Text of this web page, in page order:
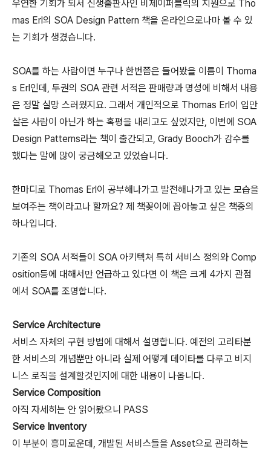
우연한 기회가 되서 신생출판사인 비제이퍼블릭의 지원으로 Tho
mas Erl의 SOA Design Pattern 책을 온라인으로나마 볼 수 있
는 기회가 생겼습니다.
SOA를 하는 사람이면 누구나 한번쯤은 들어봤을 이름이 Thoma
s Erl인데, 두권의 SOA 관련 서적은 판매량과 명성에 비해서 내용
은 정말 실망 스러웠지요. 그래서 개인적으로 Thomas Erl이 입만
살은 사람이 아닌가 하는 혹평을 내리고도 싶었지만, 이번에 SOA
Design Patterns라는 책이 출간되고, Grady Booch가 감수를
했다는 말에 많이 궁금해오고 있었습니다.
한마디로 Thomas Erl이 공부해나가고 발전해나가고 있는 모습을
보여주는 책이라고나 할까요? 제 책꽂이에 꼽아놓고 싶은 책중의
하나입니다.
기존의 SOA 서적들이 SOA 아키텍쳐 특히 서비스 정의와 Comp
osition등에 대해서만 언급하고 있다면 이 책은 크게 4가지 관점
에서 SOA를 조명합니다.
Service Architecture
서비스 자체의 구현 방법에 대해서 설명합니다. 예전의 고리타분
한 서비스의 개념뿐만 아니라 실제 어떻게 데이타를 다루고 비지
니스 로직을 설계할것인지에 대한 내용이 나옵니다.
Service Composition
아직 자세히는 안 읽어봤으니 PASS
Service Inventory
이 부분이 흥미로운데, 개발된 서비스들을 Asset으로 관리하는